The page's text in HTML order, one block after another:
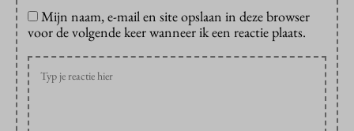
Mijn naam, e-mail en site opslaan in deze browser
voor de volgende keer wanneer ik een reactie plaats.